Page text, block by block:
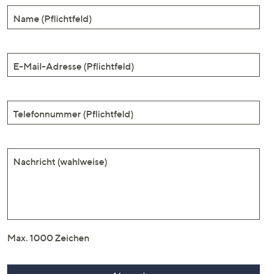
Name (Pflichtfeld)
E-Mail-Adresse (Pflichtfeld)
Telefonnummer (Pflichtfeld)
Nachricht (wahlweise)
Max. 1000 Zeichen